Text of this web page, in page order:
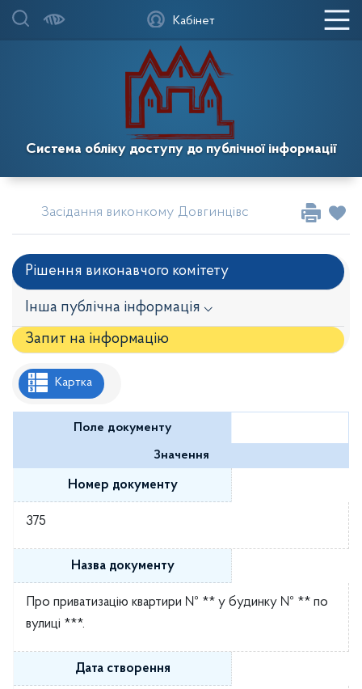
Система обліку доступу до публічної інформації
Кабінет
Засідання виконкому Довгинцівської районної в
Рішення виконавчого комітету
Інша публічна інформація ⌵
Запит на iнформацію
Рішення районної ради
Рішення виконавчого комітету
Розпорядження районного голови
Регуляторні акти
Проекти рішень районної ради
Проєкти рішень виконавчого комітету
Картка
Поле документу
Значення
Номер документу
375
Назва документу
Про приватизацію квартири № ** у будинку № ** по
вулиці ***.
Дата створення